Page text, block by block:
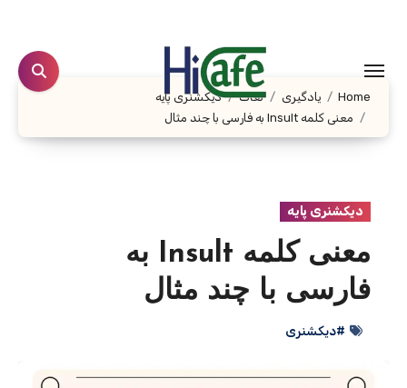
content
Home یادگیری لغات
دیکشنری پایه
معنی کلمه Insult به فارسی با چند مثال
دیکشنری پایه
معنی کلمه Insult به
فارسی با چند مثال
#دیکشنری